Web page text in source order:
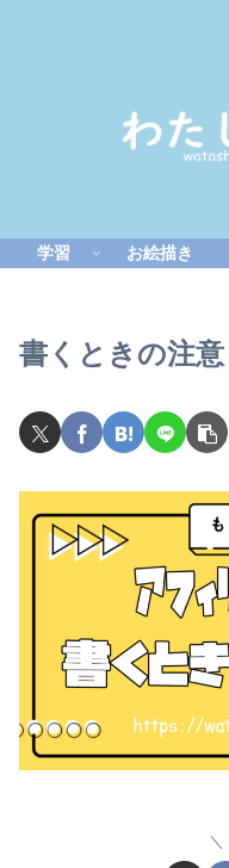
学習 お絵描き
書くときの注意